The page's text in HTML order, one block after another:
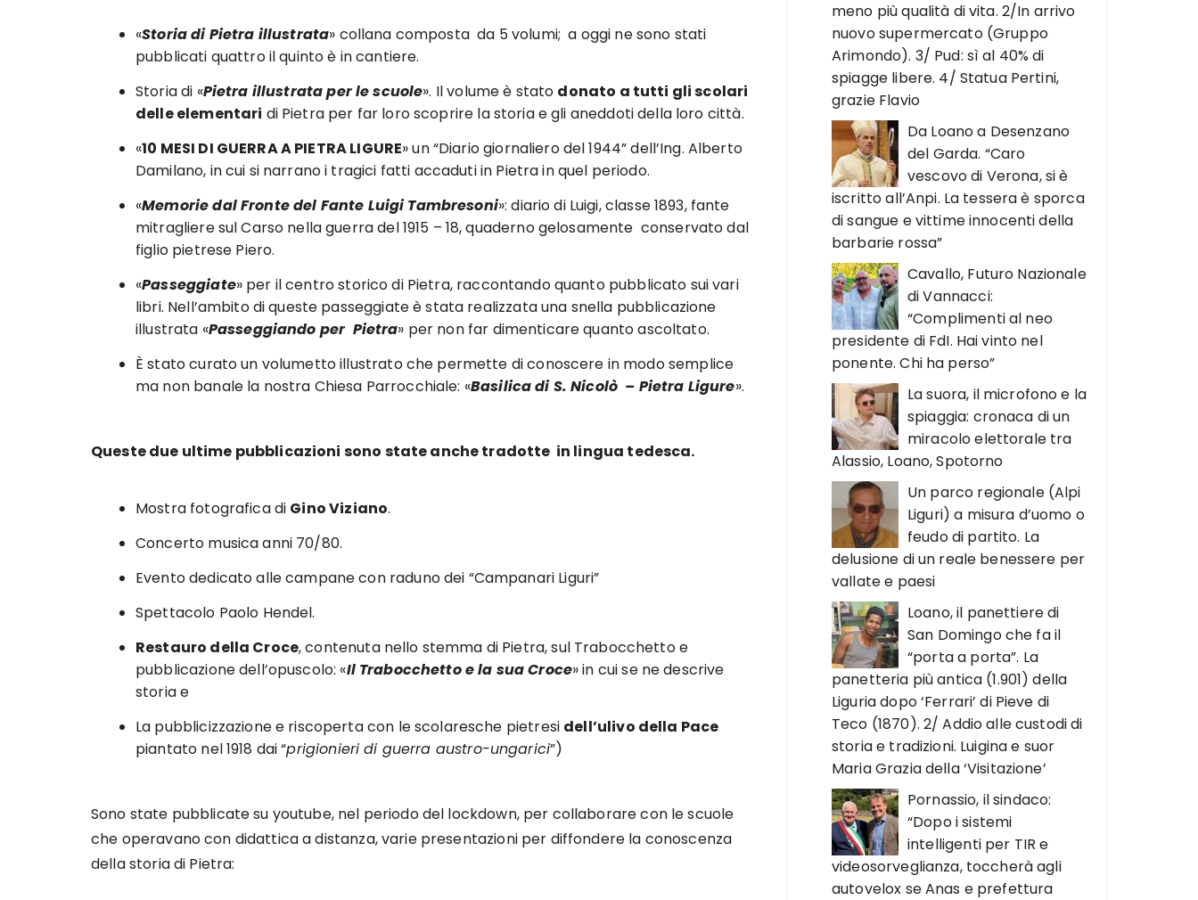
«Storia di Pietra illustrata» collana composta da 5 volumi; a oggi ne sono stati
pubblicati quattro il quinto è in cantiere.
Storia di «Pietra illustrata per le scuole». Il volume è stato donato a tutti gli scolari
delle elementari di Pietra per far loro scoprire la storia e gli aneddoti della loro città.
«10 MESI DI GUERRA A PIETRA LIGURE» un “Diario giornaliero del 1944” dell’Ing. Alberto
Damilano, in cui si narrano i tragici fatti accaduti in Pietra in quel periodo.
«Memorie dal Fronte del Fante Luigi Tambresoni»: diario di Luigi, classe 1893, fante
mitragliere sul Carso nella guerra del 1915 – 18, quaderno gelosamente conservato dal
figlio pietrese Piero.
«Passeggiate» per il centro storico di Pietra, raccontando quanto pubblicato sui vari
libri. Nell’ambito di queste passeggiate è stata realizzata una snella pubblicazione
illustrata «Passeggiando per Pietra» per non far dimenticare quanto ascoltato.
È stato curato un volumetto illustrato che permette di conoscere in modo semplice
ma non banale la nostra Chiesa Parrocchiale: «Basilica di S. Nicolò – Pietra Ligure».
Queste due ultime pubblicazioni sono state anche tradotte in lingua tedesca.
Mostra fotografica di Gino Viziano.
Concerto musica anni 70/80.
Evento dedicato alle campane con raduno dei “Campanari Liguri”
Spettacolo Paolo Hendel.
Restauro della Croce, contenuta nello stemma di Pietra, sul Trabocchetto e
pubblicazione dell’opuscolo: «Il Trabocchetto e la sua Croce» in cui se ne descrive
storia e
La pubblicizzazione e riscoperta con le scolaresche pietresi dell’ulivo della Pace
piantato nel 1918 dai “prigionieri di guerra austro-ungarici”)
Sono state pubblicate su youtube, nel periodo del lockdown, per collaborare con le scuole
che operavano con didattica a distanza, varie presentazioni per diffondere la conoscenza
della storia di Pietra:
meno più qualità di vita. 2/In arrivo
nuovo supermercato (Gruppo
Arimondo). 3/ Pud: sì al 40% di
spiagge libere. 4/ Statua Pertini,
grazie Flavio
Da Loano a Desenzano
del Garda. “Caro
vescovo di Verona, si è
iscritto all’Anpi. La tessera è sporca
di sangue e vittime innocenti della
barbarie rossa”
Cavallo, Futuro Nazionale
di Vannacci:
“Complimenti al neo
presidente di FdI. Hai vinto nel
ponente. Chi ha perso”
La suora, il microfono e la
spiaggia: cronaca di un
miracolo elettorale tra
Alassio, Loano, Spotorno
Un parco regionale (Alpi
Liguri) a misura d’uomo o
feudo di partito. La
delusione di un reale benessere per
vallate e paesi
Loano, il panettiere di
San Domingo che fa il
“porta a porta”. La
panetteria più antica (1.901) della
Liguria dopo ‘Ferrari’ di Pieve di
Teco (1870). 2/ Addio alle custodi di
storia e tradizioni. Luigina e suor
Maria Grazia della ‘Visitazione’
Pornassio, il sindaco:
“Dopo i sistemi
intelligenti per TIR e
videosorveglianza, toccherà agli
autovelox se Anas e prefettura